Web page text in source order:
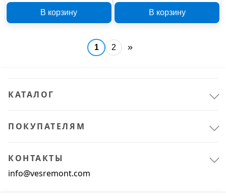
М22 ARF229L
В корзину
М22 ARF226L
В корзину
1 2 »
КАТАЛОГ
ПОКУПАТЕЛЯМ
КОНТАКТЫ
info@vesremont.com